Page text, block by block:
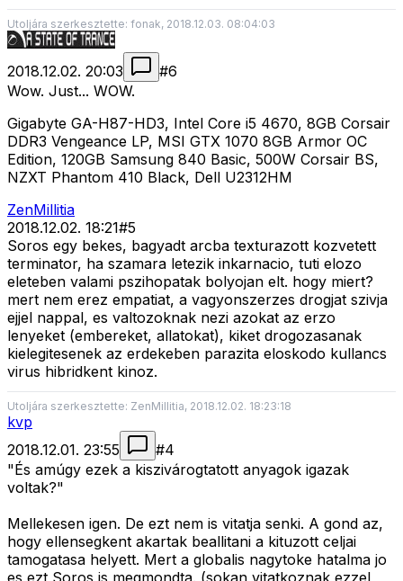
Utoljára szerkesztette: fonak, 2018.12.03. 08:04:03
2018.12.02. 20:03 #6
Wow. Just... WOW.
Gigabyte GA-H87-HD3, Intel Core i5 4670, 8GB Corsair
DDR3 Vengeance LP, MSI GTX 1070 8GB Armor OC
Edition, 120GB Samsung 840 Basic, 500W Corsair BS,
NZXT Phantom 410 Black, Dell U2312HM
ZenMillitia
2018.12.02. 18:21#5
Soros egy bekes, bagyadt arcba texturazott kozvetett
terminator, ha szamara letezik inkarnacio, tuti elozo
eleteben valami pszihopatak bolyojan elt. hogy miert?
mert nem erez empatiat, a vagyonszerzes drogjat szivja
ejjel nappal, es valtozoknak nezi azokat az erzo
lenyeket (embereket, allatokat), kiket drogozasanak
kielegitesenek az erdekeben parazita eloskodo kullancs
virus hibridkent kinoz.
Utoljára szerkesztette: ZenMillitia, 2018.12.02. 18:23:18
kvp
2018.12.01. 23:55
#4
"És amúgy ezek a kiszivárogtatott anyagok igazak
voltak?"
Mellekesen igen. De ezt nem is vitatja senki. A gond az,
hogy ellensegkent akartak beallitani a kituzott celjai
tamogatasa helyett. Mert a globalis nagytoke hatalma jo